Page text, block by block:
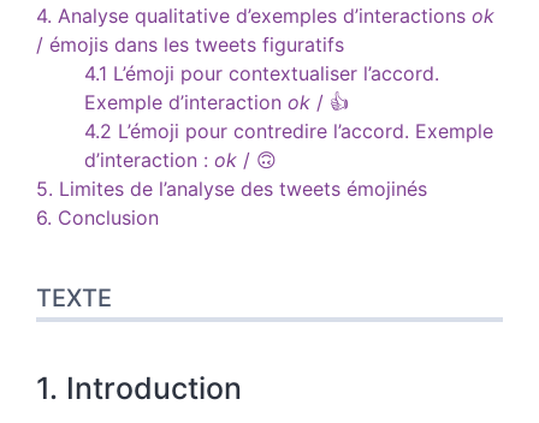
4. Analyse qualitative d’exemples d’interactions ok
/ émojis dans les tweets figuratifs
4.1 L’émoji pour contextualiser l’accord.
Exemple d’interaction ok / 👍
4.2 L’émoji pour contredire l’accord. Exemple
d’interaction : ok / 🙃
5. Limites de l’analyse des tweets émojinés
6. Conclusion
TEXTE
1. Introduction